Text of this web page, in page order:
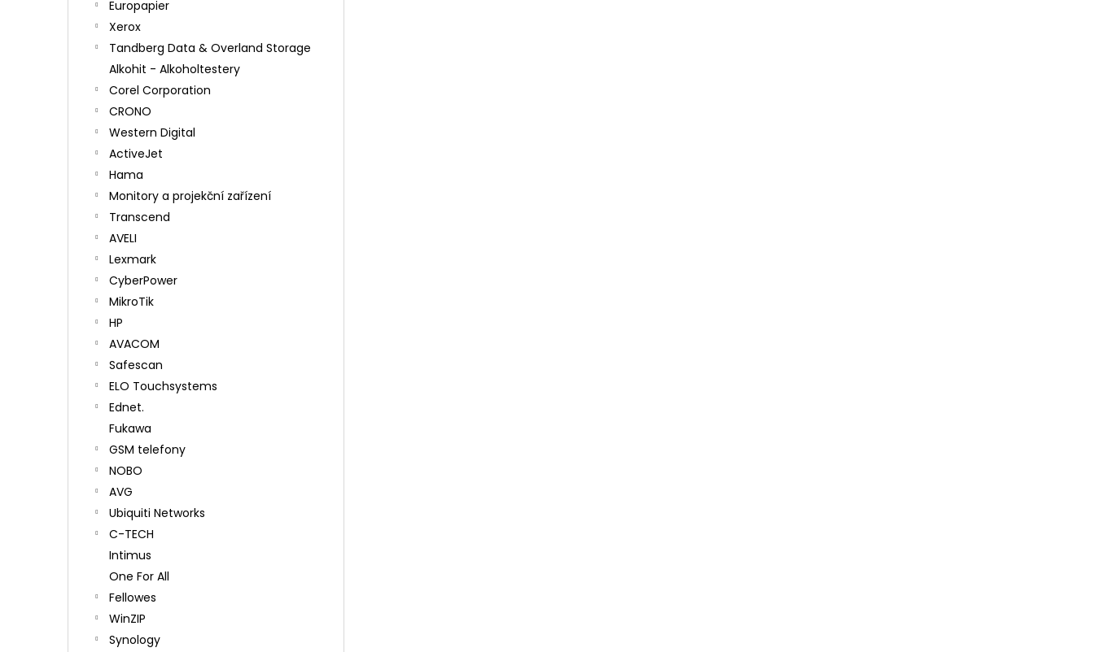
Europapier
Xerox
Tandberg Data & Overland Storage
Alkohit - Alkoholtestery
Corel Corporation
CRONO
Western Digital
ActiveJet
Hama
Monitory a projekční zařízení
Transcend
AVELI
Lexmark
CyberPower
MikroTik
HP
AVACOM
Safescan
ELO Touchsystems
Ednet.
Fukawa
GSM telefony
NOBO
AVG
Ubiquiti Networks
C-TECH
Intimus
One For All
Fellowes
WinZIP
Synology